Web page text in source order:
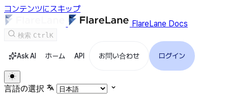
コンテンツにスキップ
FlareLane Docs
検索 CtrlK
Ask AI ホーム API お問い合わせ ログイン
言語の選択